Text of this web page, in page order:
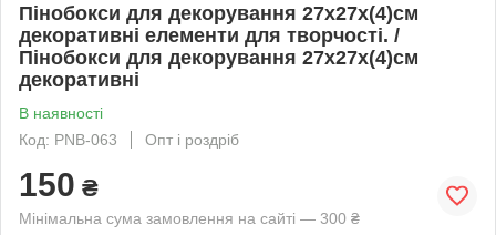
Пінобокси для декорування 27х27х(4)см
декоративні елементи для творчості. /
Пінобокси для декорування 27х27х(4)см
декоративні
В наявності
Код: PNB-063
Опт і роздріб
150 ₴
Мінімальна сума замовлення на сайті — 300 ₴